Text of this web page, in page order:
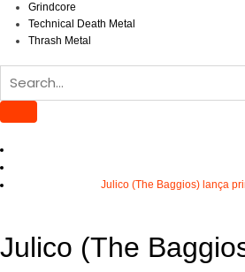
Grindcore
Technical Death Metal
Thrash Metal
Julico (The Baggios) lança
Julico (The